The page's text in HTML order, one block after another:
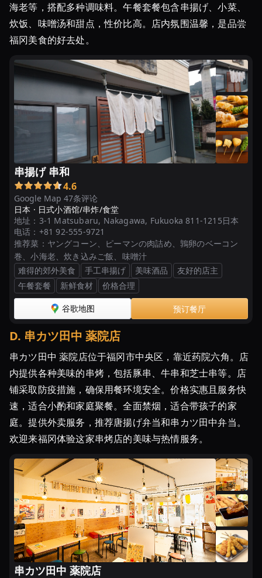
海老等，搭配多种调味料。午餐套餐包含串揚げ、小菜、
炊饭、味噌汤和甜点，性价比高。店内氛围温馨，是品尝
福冈美食的好去处。
串揚げ 串和
Google Map 47条评论
4.6
日本 · 日式小酒馆/串炸/食堂
地址： 3-1 Matsubaru, Nakagawa, Fukuoka 811-1215日本
电话： +81 92-555-9721
推荐菜： ヤングコーン、ピーマンの肉詰め、鶉卵のベーコン
巻、小海老、炊き込みご飯、味噌汁
难得的郊外美食
手工串揚げ 美味酒品
友好的店主
午餐套餐
新鲜食材 价格合理
谷歌地图 预订餐厅
D. 串カツ田中 薬院店
串カツ田中 薬院店位于福冈市中央区，靠近药院六角。店
内提供各种美味的串烤，包括豚串、牛串和芝士串等。店
铺采取防疫措施，确保用餐环境安全。价格实惠且服务快
速，适合小酌和家庭聚餐。全面禁烟，适合带孩子的家
庭。提供外卖服务，推荐唐揚げ弁当和串カツ田中弁当。
欢迎来福冈体验这家串烤店的美味与热情服务。
串カツ田中 薬院店